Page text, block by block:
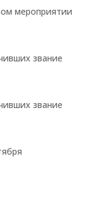
мероприятии
звание
звание